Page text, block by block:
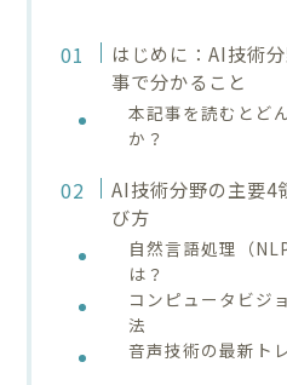
はじめに：AI技術
事で分かること
本記事を読むとど
か？
AI技術分野の主要4
び方
自然言語処理（
は？
コンピュータビジ
法
音声技術の最新ト